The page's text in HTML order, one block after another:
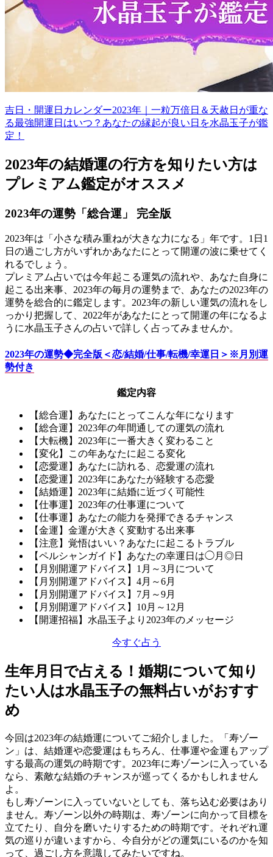
吉日・開運日カレンダー2023年｜一粒万倍日＆天赦日が重な
る最強開運日はいつ？あなたの縁起が良い日を水晶玉子が鑑
定！
2023年の結婚運の行方を知りたい方は
プレミアム鑑定がオススメ
2023年の運勢「総合運」 完全版
2023年は「小さな積み重ねが大きな力になる」年です。1日1
日の過ごし方がいずれかあなたにとって開運の波に乗せてく
れるでしょう。
プレミアム占いでは今年起こる運気の流れや、あなた自身に
起こる出来事、2023年の毎月の運勢まで、あなたの2023年の
運勢を総合的に鑑定します。2023年の新しい運気の流れをし
っかり把握して、2022年があなたにとって開運の年になるよ
うに水晶玉子さんの占いで詳しく占ってみませんか。
2023年の運勢◆完全版＜恋/結婚/仕事/転機/幸運日＞※月別運
勢付き
鑑定内容
【総合運】あなたにとってこんな年になります
【総合運】2023年の年間通しての運気の流れ
【大転機】2023年に一番大きく変わること
【変化】この年あなたに起こる変化
【恋愛運】あなたに訪れる、恋愛運の流れ
【恋愛運】2023年にあなたが経験する恋愛
【結婚運】2023年に結婚に近づく可能性
【仕事運】2023年の仕事運について
【仕事運】あなたの能力を発揮できるチャンス
【金運】金運が大きく変動する出来事
【注意】覚悟はいい？あなたに起こるトラブル
【ペルシャンガイド】あなたの幸運日は◯月◎日
【月別開運アドバイス】1月～3月について
【月別開運アドバイス】4月～6月
【月別開運アドバイス】7月～9月
【月別開運アドバイス】10月～12月
【開運招福】水晶玉子より2023年のメッセージ
今すぐ占う
生年月日で占える！婚期について知り
たい人は水晶玉子の無料占いがおすす
め
今回は2023年の結婚運についてご紹介しました。「寿ゾー
ン」は、結婚運や恋愛運はもちろん、仕事運や金運もアップ
する最高の運気の時期です。2023年に寿ゾーンに入っている
なら、素敵な結婚のチャンスが巡ってくるかもしれません
よ。
もし寿ゾーンに入っていないとしても、落ち込む必要はあり
ません。寿ゾーン以外の時期は、寿ゾーンに向かって目標を
立てたり、自分を磨いたりするための時期です。それぞれ運
気の巡りが違いますから、今自分がどの運気にいるのかを知
って、過ごし方を意識してみたいですね。